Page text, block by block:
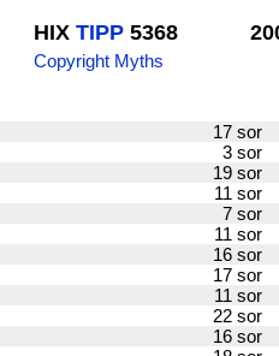
HIX TIPP 5368
Copyright Myths
17
3
19
11
7
11
16
17
11
22
16